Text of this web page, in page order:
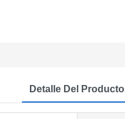
Detalle Del Producto